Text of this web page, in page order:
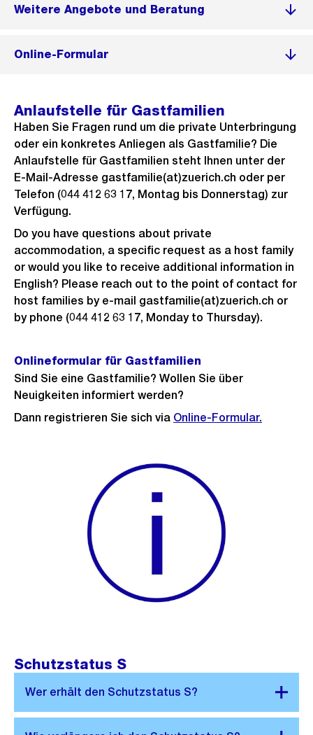
Weitere Angebote und Beratung
Online-Formular
Anlaufstelle für Gastfamilien
Haben Sie Fragen rund um die private Unterbringung
oder ein konkretes Anliegen als Gastfamilie? Die
Anlaufstelle für Gastfamilien steht Ihnen unter der
E-Mail-Adresse gastfamilie(at)zuerich.ch oder per
Telefon (044 412 63 17, Montag bis Donnerstag) zur
Verfügung.
Do you have questions about private
accommodation, a specific request as a host family
or would you like to receive additional information in
English? Please reach out to the point of contact for
host families by e-mail gastfamilie(at)zuerich.ch or
by phone (044 412 63 17, Monday to Thursday).
Onlineformular für Gastfamilien
Sind Sie eine Gastfamilie? Wollen Sie über
Neuigkeiten informiert werden?
Dann registrieren Sie sich via Online-Formular.
Schutzstatus S